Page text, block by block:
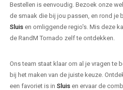
Bestellen is eenvoudig. Bezoek onze
de smaak die bij jou passen, en rond je
Sluis en omliggende regio's. Mis deze
de RandM Tornado zelf te ontdekken.
Ons team staat klaar om al je vragen te
bij het maken van de juiste keuze.
een favoriet is in Sluis en ervaar de